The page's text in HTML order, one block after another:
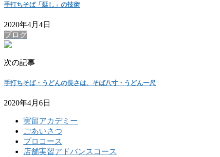
手打ちそば「延し」の技術
2020年4月4日
ブログ
次の記事
手打ちそば・うどんの長さは、そば八寸・うどん一尺
2020年4月6日
実留アカデミー
ごあいさつ
プロコース
店舗実習アドバンスコース